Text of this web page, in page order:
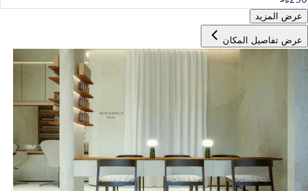
عرض المزيد
عرض تفاصيل المكان